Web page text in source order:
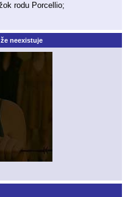
rodu Porcellio;
neexistuje